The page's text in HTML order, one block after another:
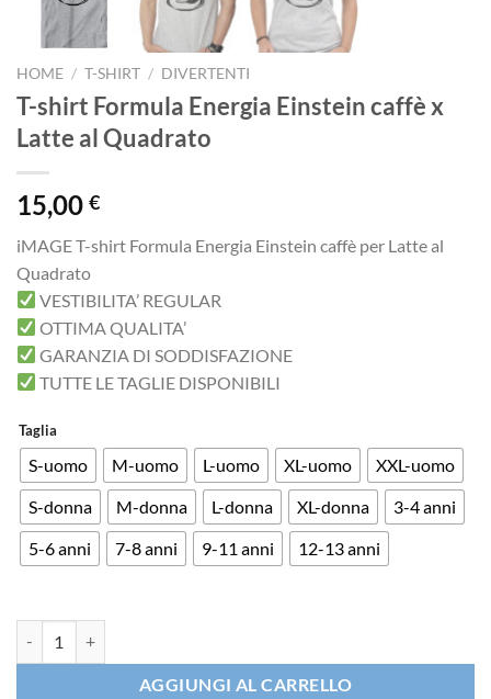
HOME / T-SHIRT / DIVERTENTI
T-shirt Formula Energia Einstein caffè x
Latte al Quadrato
15,00 €
iMAGE T-shirt Formula Energia Einstein caffè per Latte al
Quadrato
VESTIBILITA’ REGULAR
OTTIMA QUALITA’
GARANZIA DI SODDISFAZIONE
TUTTE LE TAGLIE DISPONIBILI
Taglia
S-uomo M-uomo L-uomo XL-uomo
XXL-uomo
S-donna
M-donna L-donna XL-donna
3-4 anni
5-6 anni
7-8 anni 9-11 anni 12-13 anni
AGGIUNGI AL CARRELLO